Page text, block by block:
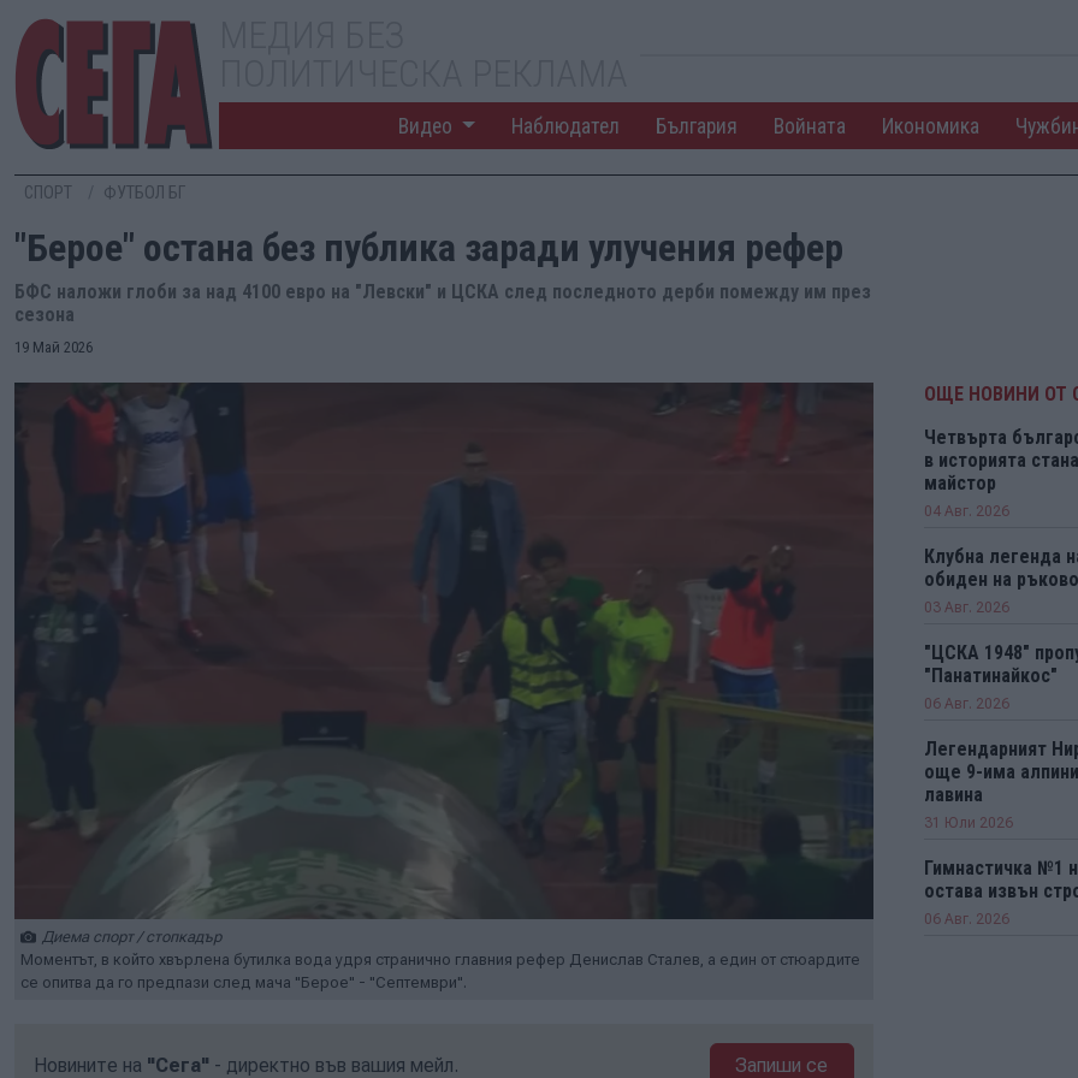
Видео Наблюдател България Войната Икономика
СПОРТ ФУТБОЛ БГ
"Берое" остана без публика заради улучения рефер
БФС наложи глоби за над 4100 евро на "Левски" и ЦСКА след последното дерби помежду им през
сезона
19 Май 2026
Диема спорт / стопкадър
Моментът, в който хвърлена бутилка вода удря странично главния рефер Денислав Сталев, а един от стюардите
се опитва да го предпази след мача "Берое" - "Септември".
Новините на "Сега" - директно във вашия мейл. Запиши се
ОЩЕ НОВИНИ ОТ
Четвърта
в историята
майстор
04 Авг. 2026
Клубна легенда
обиден на
03 Авг. 2026
"ЦСКА 1948"
"Панатинайкос"
06 Авг. 2026
Легендарният
още 9-има
лавина
31 Юли 2026
Гимнастичка №1
остава извън
06 Авг. 2026